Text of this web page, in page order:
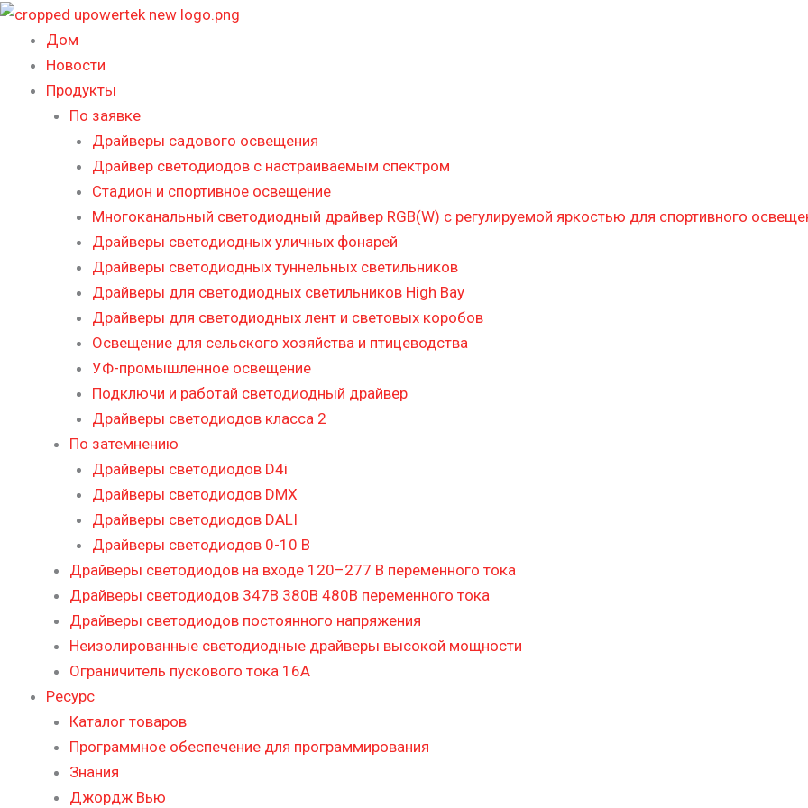
Перейти
содержимому
Дом
Новости
Продукты
По заявке
Драйверы садового освещения
Драйвер светодиодов с настраиваемым спектром
Стадион и спортивное освещение
Многоканальный светодиодный драйвер RGB(W) с регулируемой яркостью для спортивного
Драйверы светодиодных уличных фонарей
Драйверы светодиодных туннельных светильников
Драйверы для светодиодных светильников High Bay
Драйверы для светодиодных лент и световых коробов
Освещение для сельского хозяйства и птицеводства
УФ-промышленное освещение
Подключи и работай светодиодный драйвер
Драйверы светодиодов класса 2
По затемнению
Драйверы светодиодов D4i
Драйверы светодиодов DMX
Драйверы светодиодов DALI
Драйверы светодиодов 0-10 В
Драйверы светодиодов на входе 120–277 В переменного тока
Драйверы светодиодов 347В 380В 480В переменного тока
Драйверы светодиодов постоянного напряжения
Неизолированные светодиодные драйверы высокой мощности
Ограничитель пускового тока 16А
Ресурс
Каталог товаров
Программное обеспечение для программирования
Знания
Джордж Вью